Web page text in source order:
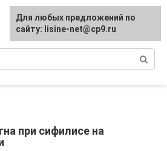
при сифилисе на
Для любых предложений по
сайту: lisine-net@cp9.ru